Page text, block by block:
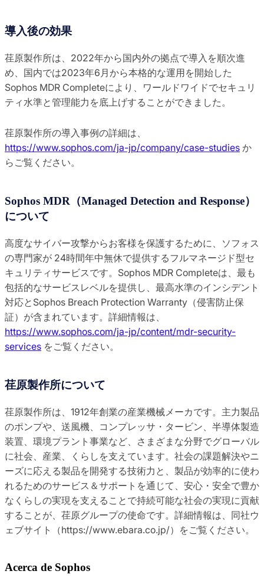
導入後の効果
荏原製作所は、2022年から国内外の拠点で導入を順次進
め、国内では2023年6月から本格的な運用を開始した
Sophos MDR Completeにより、ワールドワイドでセキュリ
ティ水準と管理能力を底上げすることができました。
荏原製作所の導入事例の詳細は、
https://www.sophos.com/ja-jp/company/case-studies か
らご覧ください。
Sophos MDR（Managed Detection and Response）
について
高度なサイバー攻撃からお客様を保護するために、ソフォス
の専門家が 24時間年中無休で提供するフルマネージド型セ
キュリティサービスです。Sophos MDR Completeは、最も
包括的なサービスレベルを提供し、最高水準のインシデント
対応とSophos Breach Protection Warranty（侵害防止保
証）が含まれています。詳細情報は、
https://www.sophos.com/ja-jp/content/mdr-security-
services をご覧ください。
荏原製作所について
荏原製作所は、1912年創業の産業機械メーカです。主力製品
のポンプや、送風機、コンプレッサ・タービン、半導体製造
装置、環境プラント事業など、さまざまな分野でグローバル
に社会、産業、くらしを支えています。社会の課題解決やニ
ーズに応える製品を開発する技術力と、製品が効率的に使わ
れるためのサービス＆サポートを通じて、安心・安全で豊か
なくらしの実現を支えることで持続可能な社会の実現に貢献
することが、荏原グループの使命です。詳細情報は、同社ウ
ェブサイト（https://www.ebara.co.jp/）をご覧ください。
Acerca de Sophos